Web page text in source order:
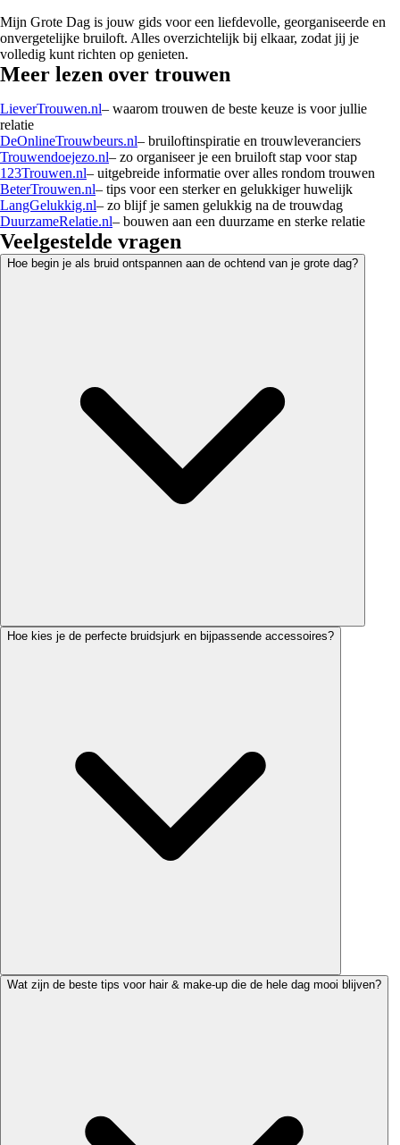
Mijn Grote Dag is jouw gids voor een liefdevolle, georganiseerde en
onvergetelijke bruiloft. Alles overzichtelijk bij elkaar, zodat jij je
volledig kunt richten op genieten.
Meer lezen over trouwen
LieverTrouwen.nl– waarom trouwen de beste keuze is voor jullie
relatie
DeOnlineTrouwbeurs.nl– bruiloftinspiratie en trouwleveranciers
Trouwendoejezo.nl– zo organiseer je een bruiloft stap voor stap
123Trouwen.nl– uitgebreide informatie over alles rondom trouwen
BeterTrouwen.nl– tips voor een sterker en gelukkiger huwelijk
LangGelukkig.nl– zo blijf je samen gelukkig na de trouwdag
DuurzameRelatie.nl– bouwen aan een duurzame en sterke relatie
Veelgestelde vragen
Hoe begin je als bruid ontspannen aan de ochtend van je grote dag?
Hoe kies je de perfecte bruidsjurk en bijpassende accessoires?
Wat zijn de beste tips voor hair & make-up die de hele dag mooi blijven?